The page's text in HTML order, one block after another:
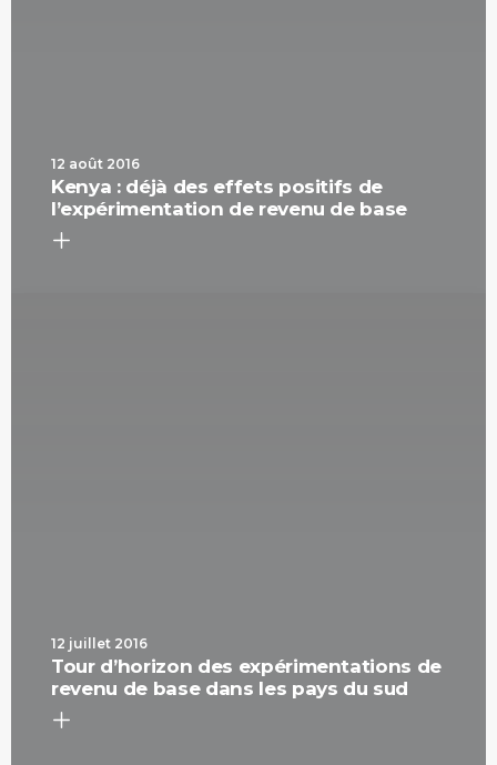
12 août 2016
Kenya : déjà des effets positifs de
l’expérimentation de revenu de base
12 juillet 2016
Tour d’horizon des expérimentations de
revenu de base dans les pays du sud